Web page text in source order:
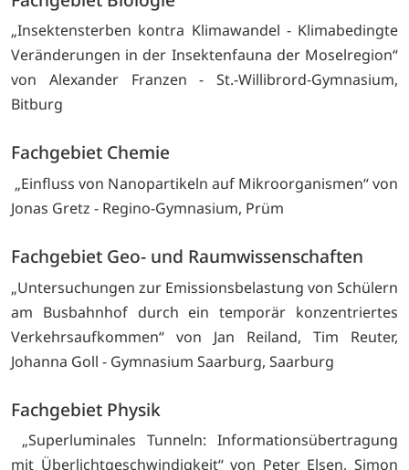
„Insektensterben kontra Klimawandel - Klimabedingte
Veränderungen in der Insektenfauna der Moselregion“
von Alexander Franzen - St.-Willibrord-Gymnasium,
Bitburg
Fachgebiet Chemie
„Einfluss von Nanopartikeln auf Mikroorganismen“ von
Jonas Gretz - Regino-Gymnasium, Prüm
Fachgebiet Geo- und Raumwissenschaften
„Untersuchungen zur Emissionsbelastung von Schülern
am Busbahnhof durch ein temporär konzentriertes
Verkehrsaufkommen“ von Jan Reiland, Tim Reuter,
Johanna Goll - Gymnasium Saarburg, Saarburg
Fachgebiet Physik
„Superluminales Tunneln: Informationsübertragung
mit Überlichtgeschwindigkeit“ von Peter Elsen, Simon